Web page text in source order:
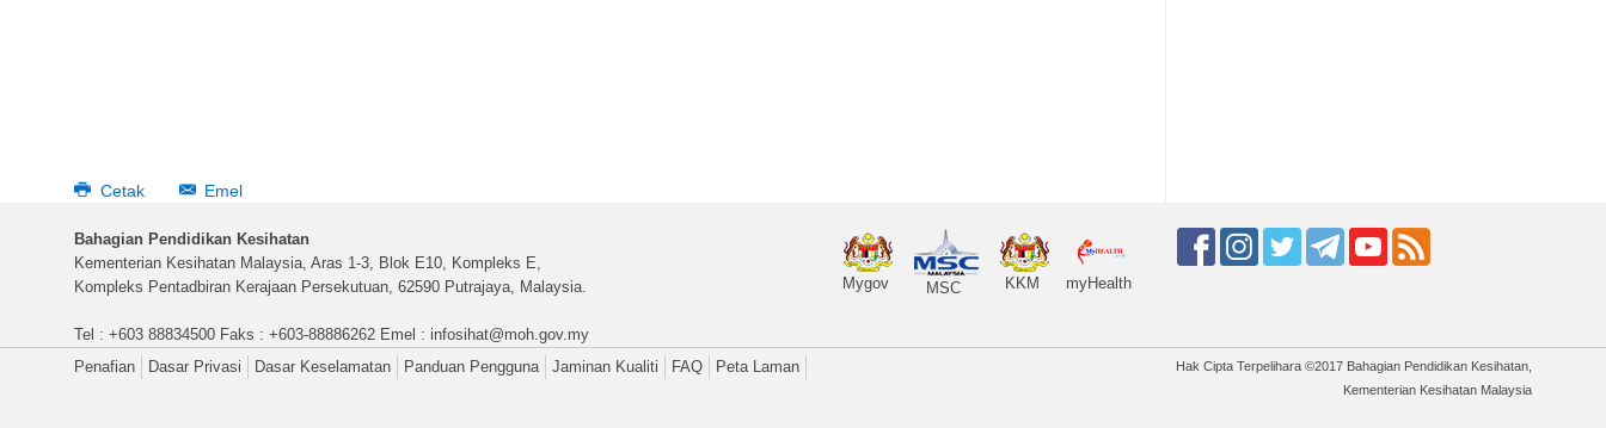
Cetak Emel
Bahagian Pendidikan Kesihatan
Kementerian Kesihatan Malaysia, Aras 1-3, Blok E10, Kompleks E,
Kompleks Pentadbiran Kerajaan Persekutuan, 62590 Putrajaya, Malaysia.
Tel : +603 88834500 Faks : +603-88886262 Emel : infosihat@moh.gov.my
Mygov MSC KKM myHealth
Penafian Dasar Privasi Dasar Keselamatan Panduan Pengguna Jaminan Kualiti FAQ Peta Laman
Hak Cipta Terpelihara ©2017 Bahagian Pendidikan Kesihatan,
Kementerian Kesihatan Malaysia